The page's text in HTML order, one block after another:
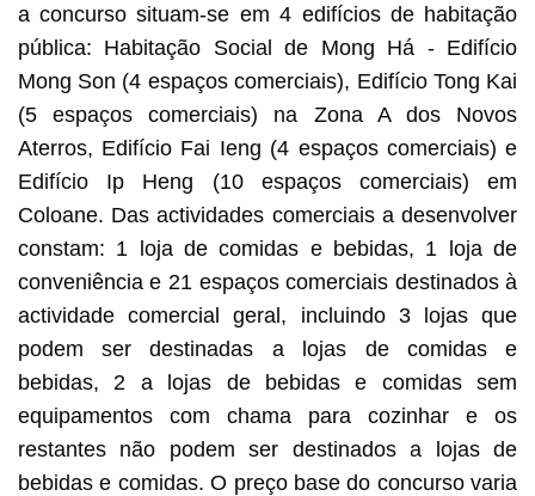
a concurso situam-se em 4 edifícios de habitação
pública: Habitação Social de Mong Há - Edifício
Mong Son (4 espaços comerciais), Edifício Tong Kai
(5 espaços comerciais) na Zona A dos Novos
Aterros, Edifício Fai Ieng (4 espaços comerciais) e
Edifício Ip Heng (10 espaços comerciais) em
Coloane. Das actividades comerciais a desenvolver
constam: 1 loja de comidas e bebidas, 1 loja de
conveniência e 21 espaços comerciais destinados à
actividade comercial geral, incluindo 3 lojas que
podem ser destinadas a lojas de comidas e
bebidas, 2 a lojas de bebidas e comidas sem
equipamentos com chama para cozinhar e os
restantes não podem ser destinados a lojas de
bebidas e comidas. O preço base do concurso varia